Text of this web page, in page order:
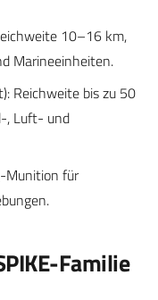
10–16 km,
Marineeinheiten.
Reichweite bis zu 50
, Luft- und
Munition für
Familie